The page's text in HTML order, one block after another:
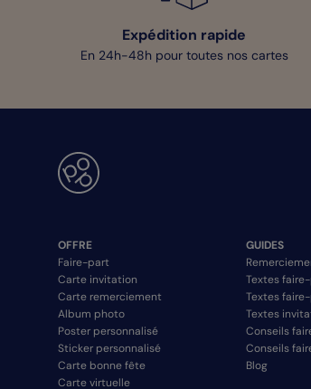
Expédition rapide
En 24h-48h pour toutes nos cartes
OFFRE
Faire-part
Carte invitation
Carte remerciement
Album photo
Poster personnalisé
Sticker personnalisé
Carte bonne fête
Carte virtuelle
GUIDES
Textes
Textes
Textes
Conseils
Conseils
Blog